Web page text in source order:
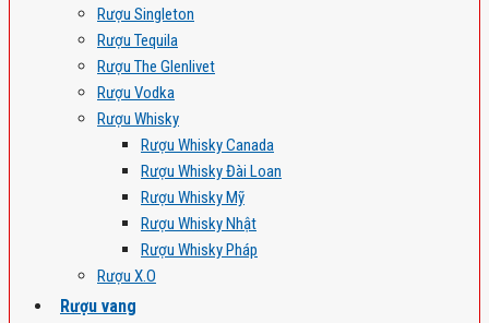
Rượu Singleton
Rượu Tequila
Rượu The Glenlivet
Rượu Vodka
Rượu Whisky
Rượu Whisky Canada
Rượu Whisky Đài Loan
Rượu Whisky Mỹ
Rượu Whisky Nhật
Rượu Whisky Pháp
Rượu X.O
Rượu vang